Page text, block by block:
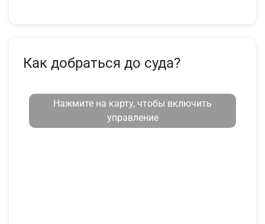
Как добраться до суда?
Нажмите на карту, чтобы включить
управление